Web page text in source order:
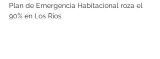
Plan de Emergencia Habitacional roza el
90% en Los Ríos